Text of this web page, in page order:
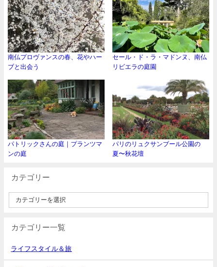
南仏プロヴァンスの春、花やハー
ブと出会う
セール・ド・ラ・マドンヌ、南仏
リビエラの庭園
パトリックさんの庭｜プランツマ
ンの庭
パリのリュクサンブール公園の
夏〜秋花壇
カテゴリー
カテゴリー一覧
ライフスタイル＆旅